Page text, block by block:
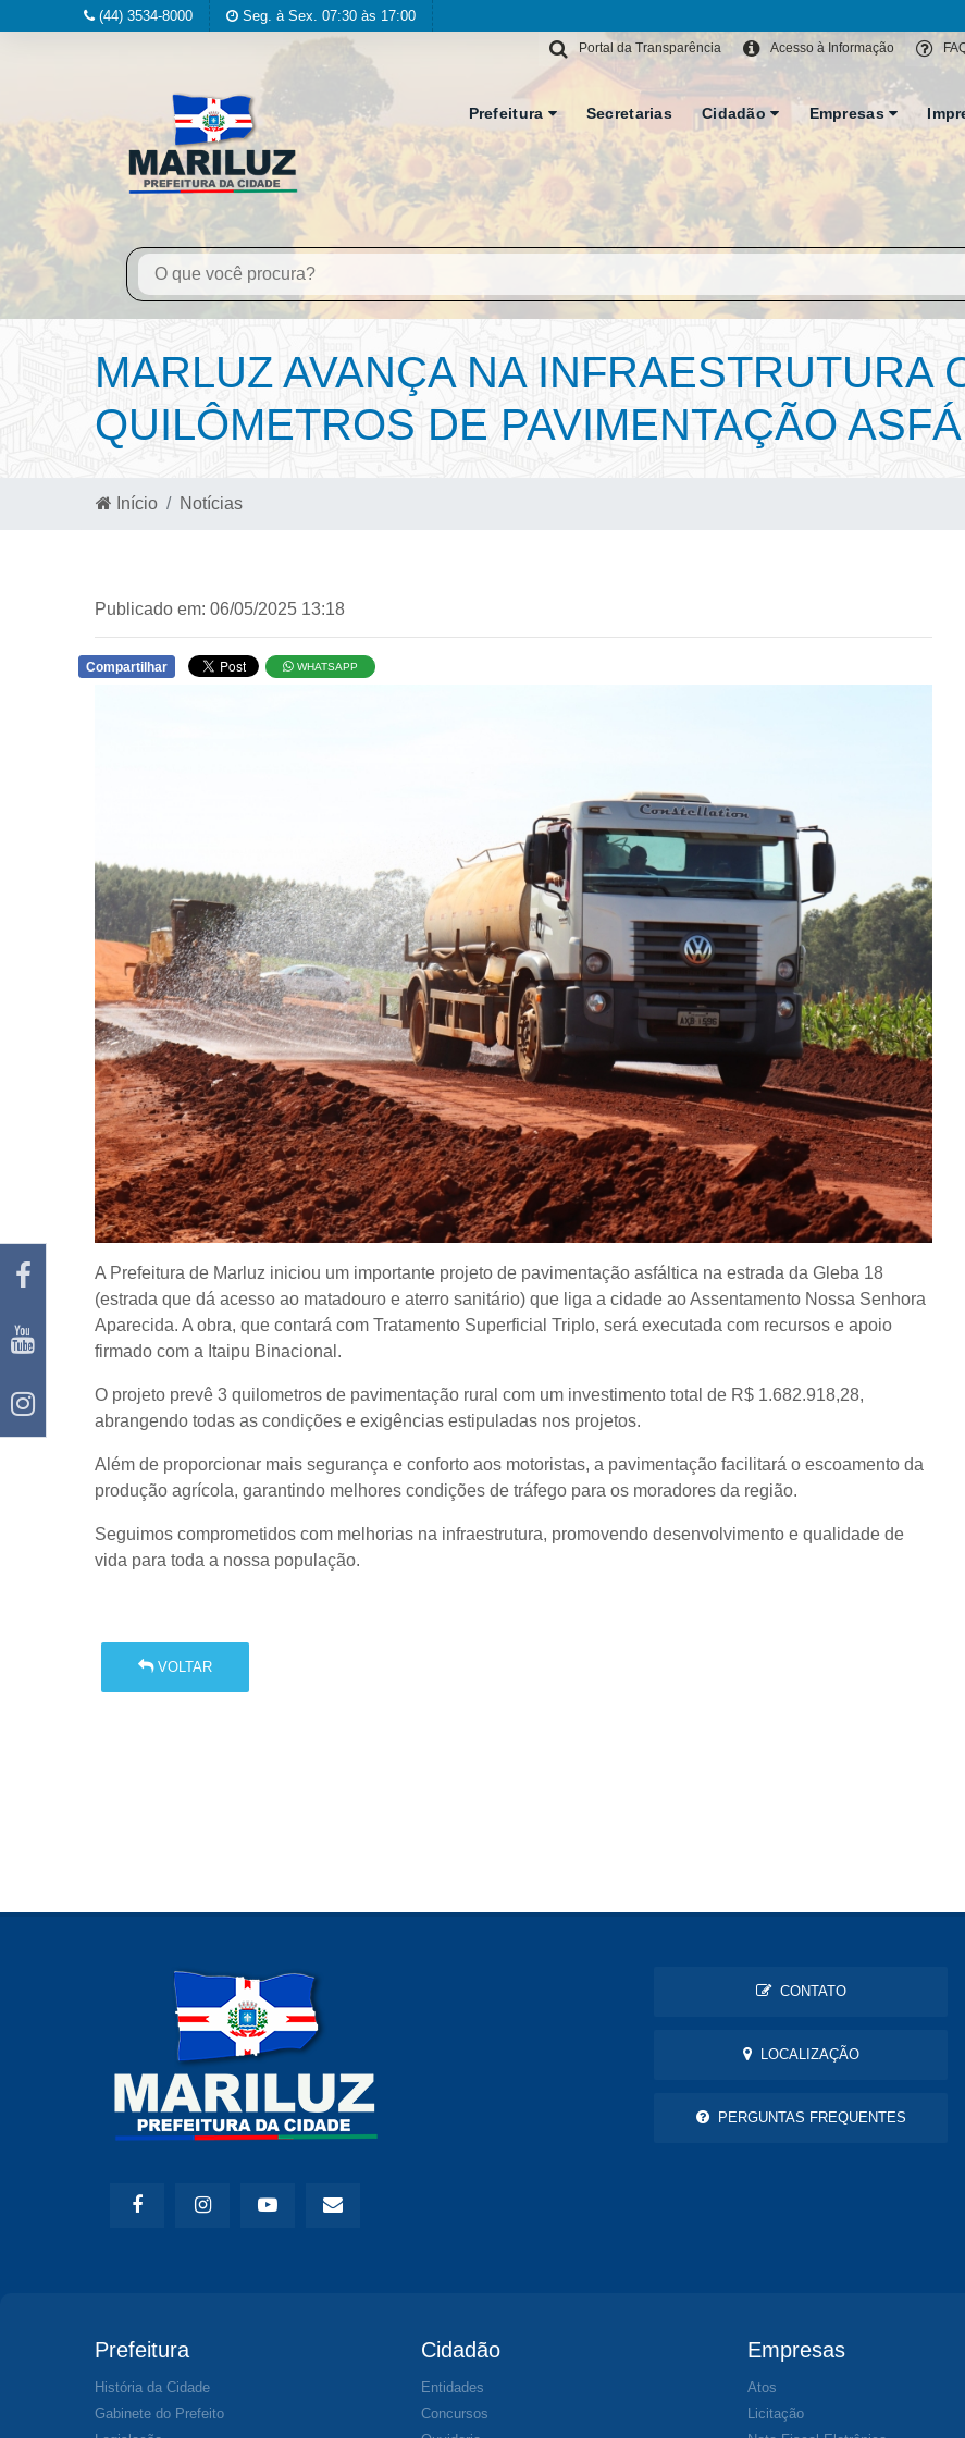
(44) 3534-8000 Seg. à Sex. 07:30 às 17:00
Acesso à Informação
Portal da Transparência
Prefeitura Secretarias Cidadão Empresas
MARLUZ AVANÇA NA INFRAESTRUTURA
QUILÔMETROS DE PAVIMENTAÇÃO
Início Notícias
Publicado em: 06/05/2025 13:18
Compartilhar WHATSAPP
A Prefeitura de Marluz iniciou um importante projeto de pavimentação asfáltica na estrada da Gleba 18
(estrada que dá acesso ao matadouro e aterro sanitário) que liga a cidade ao Assentamento Nossa Senhora
Aparecida. A obra, que contará com Tratamento Superficial Triplo, será executada com recursos e apoio
firmado com a Itaipu Binacional.
O projeto prevê 3 quilometros de pavimentação rural com um investimento total de R$ 1.682.918,28,
abrangendo todas as condições e exigências estipuladas nos projetos.
Além de proporcionar mais segurança e conforto aos motoristas, a pavimentação facilitará o escoamento da
produção agrícola, garantindo melhores condições de tráfego para os moradores da região.
Seguimos comprometidos com melhorias na infraestrutura, promovendo desenvolvimento e qualidade de
vida para toda a nossa população.
VOLTAR
CONTATO
LOCALIZAÇÃO
PERGUNTAS FREQUENTES
Prefeitura
História da Cidade
Gabinete do Prefeito
Cidadão
Entidades
Concursos
Empresas
Atos
Licitação